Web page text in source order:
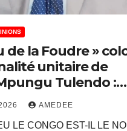
de la Foudre »
unitaire de
Tulendo :
la
AMEDEE
LE CONGO EST-IL LE